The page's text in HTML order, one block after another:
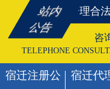
站内
公告
知识、帮您合理合法
咨
TELEPHONE
宿迁注册公
宿迁代